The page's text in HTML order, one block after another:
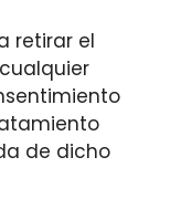
retirar el
de dicho